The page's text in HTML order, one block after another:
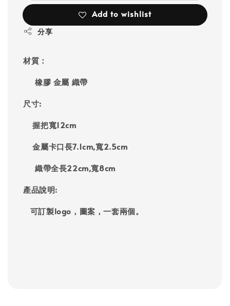
Add to wishlist
分享
材質：
橡膠 金屬 織帶
尺寸:
握把寬12cm
金屬卡口長7.1cm,寬2.5cm
織帶全長22cm,寬8cm
產品說明:
可訂製logo，圖案，一套兩個。